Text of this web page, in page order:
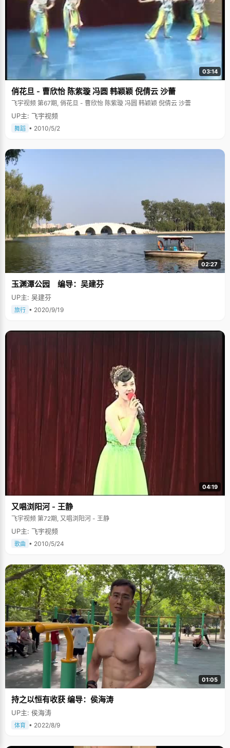
03:14
俏花旦 - 曹欣怡 陈紫璇 冯圆 韩颖颖 倪倩云 沙蕾
飞宇视频 第67期, 俏花旦 - 曹欣怡 陈紫璇 冯圆 韩颖颖 倪倩云 沙蕾
UP主: 飞宇视频
舞蹈 • 2010/5/2
02:27
玉渊潭公园 编导：吴建芬
UP主: 吴建芬
旅行 • 2020/9/19
04:19
又唱浏阳河 - 王静
飞宇视频 第72期, 又唱浏阳河 - 王静
UP主: 飞宇视频
歌曲 • 2010/5/24
01:05
持之以恒有收获 编导：侯海涛
UP主: 侯海涛
体育 • 2022/8/9